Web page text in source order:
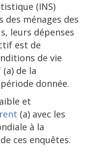
(INS)
ménages des
leurs dépenses
est de
de vie
(a) de la
donnée.
et
(a) avec les
à la
ces enquêtes.